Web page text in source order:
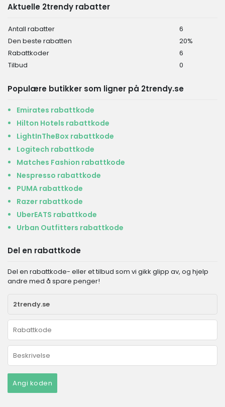
Aktuelle 2trendy rabatter
Antall rabatter
6
Den beste rabatten
20%
Rabattkoder
6
Tilbud
0
Populære butikker som ligner på 2trendy.se
Emirates rabattkode
Hilton Hotels rabattkode
LightInTheBox rabattkode
Logitech rabattkode
Matches Fashion rabattkode
Nespresso rabattkode
PUMA rabattkode
Razer rabattkode
UberEATS rabattkode
Urban Outfitters rabattkode
Del en rabattkode
Del en rabattkode- eller et tilbud som vi gikk glipp av, og hjelp
andre med å spare penger!
Angi koden